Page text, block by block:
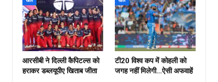
आरसीबी ने दिल्ली कैपिटल्स को
हराकर डब्लयूपीए खिताब जीता
टी20 विश्व कप में कोहली को
जगह नहीं मिलेगी…ऐसी अफवाहें